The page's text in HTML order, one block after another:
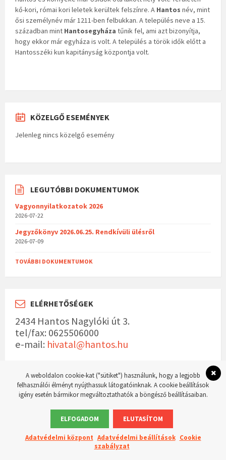
kő-kori, római kori leletek kerültek felszínre. A Hantos név, mint
ősi személynév már 1211-ben felbukkan. A település neve a 15.
században mint Hantosegyháza tűnik fel, ami azt bizonyítja,
hogy ekkor már egyháza is volt. A település a török idők előtt a
Hantosszéki kun kapitányság központja volt.
KÖZELGŐ ESEMÉNYEK
Jelenleg nincs közelgő esemény
LEGUTÓBBI DOKUMENTUMOK
Vagyonnyilatkozatok 2026
2026-07-22
Jegyzőkönyv 2026.06.25. Rendkívüli ülésről
2026-07-09
TOVÁBBI DOKUMENTUMOK
ELÉRHETŐSÉGEK
2434 Hantos Nagylóki út 3.
tel/fax: 0625506000
e-mail: hivatal@hantos.hu
© 2023 Hantos község hivatalos weboldala Készítette:WordPress Master weboldal
A weboldalon cookie-kat ("sütiket") használunk, hogy a legjobb
felhasználói élményt nyújthassuk látogatóinknak. A cookie beállítások
igény esetén bármikor megváltoztathatók a böngésző beállításaiban.
ELFOGADOM ELUTASÍTOM
Adatvédelmi központ Adatvédelmi beállítások Cookie
szabályzat